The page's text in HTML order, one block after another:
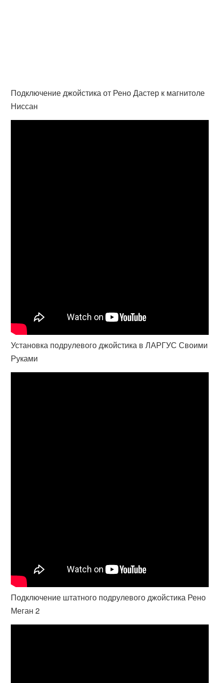
Подключение джойстика от Рено Дастер к магнитоле
Ниссан
Установка подрулевого джойстика в ЛАРГУС Своими
Руками
Подключение штатного подрулевого джойстика Рено
Меган 2